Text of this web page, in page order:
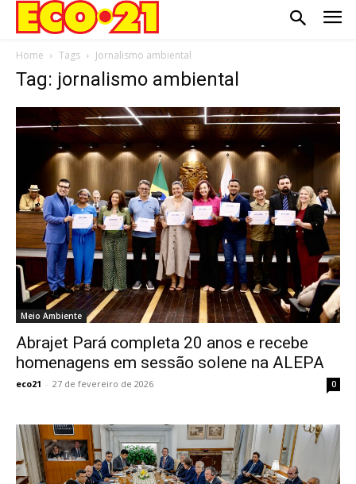
Home Tags Jornalismo ambiental
Tag: jornalismo ambiental
Meio Ambiente
Abrajet Pará completa 20 anos e recebe
homenagens em sessão solene na ALEPA
eco21 - 27 de fevereiro de 2026 0